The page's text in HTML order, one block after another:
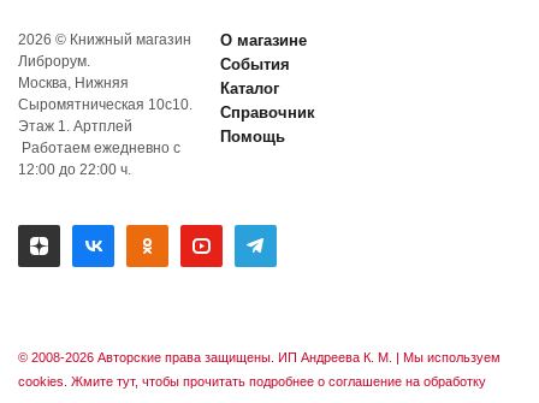
2026 © Книжный магазин
Либрорум.
Москва, Нижняя
Сыромятническая 10с10.
Этаж 1. Артплей
Работаем ежедневно с
12:00 до 22:00 ч.
О магазине
События
Каталог
Справочник
Помощь
© 2008-2026 Авторские права защищены. ИП Андреева К. М. | Мы используем
cookies. Жмите тут, чтобы прочитать подробнее о соглашение на обработку